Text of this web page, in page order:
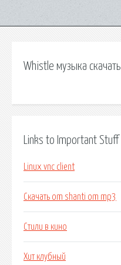
Whistle музыка скачать
Links to Important Stuff
Linux vnc client
Скачать om shanti om mp3
Стили в кино
Хит клубный